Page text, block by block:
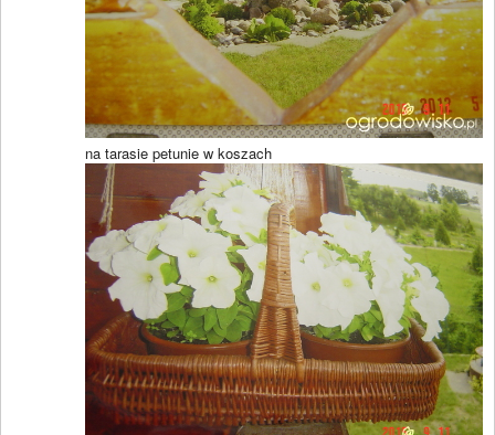
na tarasie petunie w koszach